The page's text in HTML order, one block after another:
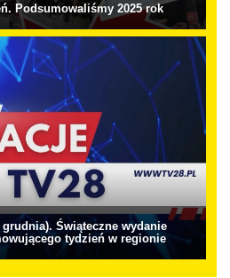
Podsumowaliśmy 2025 rok
Świąteczne wydanie
tydzień w regionie